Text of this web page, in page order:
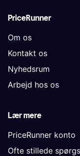
PriceRunner
Om os
Kontakt os
Nyhedsrum
Arbejd hos os
Lær mere
PriceRunner konto
Ofte stillede